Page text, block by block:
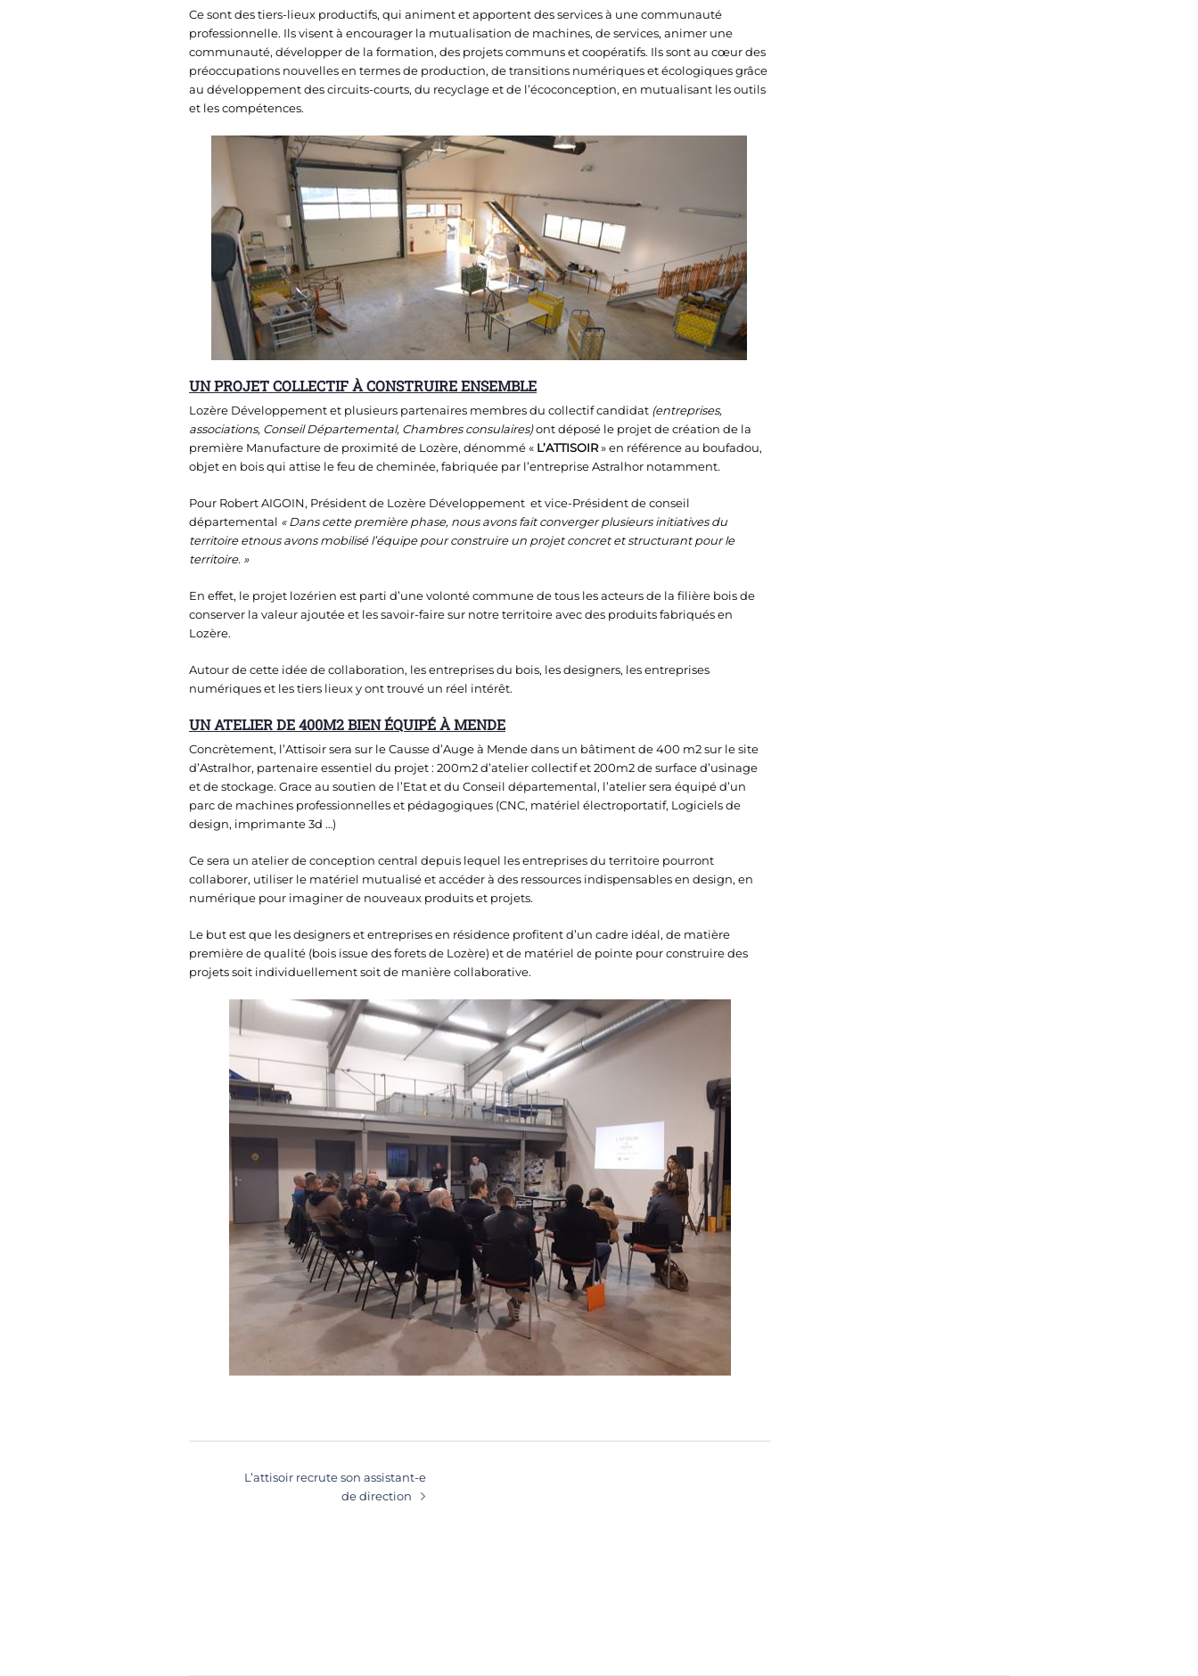
Ce sont des tiers-lieux productifs, qui animent et apportent des services à une communauté
professionnelle. Ils visent à encourager la mutualisation de machines, de services, animer une
communauté, développer de la formation, des projets communs et coopératifs. Ils sont au cœur des
préoccupations nouvelles en termes de production, de transitions numériques et écologiques grâce
au développement des circuits-courts, du recyclage et de l’écoconception, en mutualisant les outils
et les compétences.
UN PROJET COLLECTIF À CONSTRUIRE ENSEMBLE
Lozère Développement et plusieurs partenaires membres du collectif candidat (entreprises,
associations, Conseil Départemental, Chambres consulaires)ont déposé le projet de création de la
première Manufacture de proximité de Lozère, dénommé « L’ATTISOIR» en référence au boufadou,
objet en bois qui attise le feu de cheminée, fabriquée par l’entreprise Astralhor notamment.
Pour Robert AIGOIN, Président de Lozère Développement et vice-Président de conseil
départemental « Dans cette première phase, nous avons fait converger plusieurs initiatives du
territoire etnous avons mobilisé l’équipe pour construire un projet concret et structurant pour le
territoire. »
En effet, le projet lozérien est parti d’une volonté commune de tous les acteurs de la filière bois de
conserver la valeur ajoutée et les savoir-faire sur notre territoire avec des produits fabriqués en
Lozère.
Autour de cette idée de collaboration, les entreprises du bois, les designers, les entreprises
numériques et les tiers lieux y ont trouvé un réel intérêt.
UN ATELIER DE 400M2 BIEN ÉQUIPÉ À MENDE
Concrètement, l’Attisoir sera sur le Causse d’Auge à Mende dans un bâtiment de 400 m2 sur le site
d’Astralhor, partenaire essentiel du projet : 200m2 d’atelier collectif et 200m2 de surface d’usinage
et de stockage. Grace au soutien de l’Etat et du Conseil départemental, l’atelier sera équipé d’un
parc de machines professionnelles et pédagogiques (CNC, matériel électroportatif, Logiciels de
design, imprimante 3d …)
Ce sera un atelier de conception central depuis lequel les entreprises du territoire pourront
collaborer, utiliser le matériel mutualisé et accéder à des ressources indispensables en design, en
numérique pour imaginer de nouveaux produits et projets.
Le but est que les designers et entreprises en résidence profitent d’un cadre idéal, de matière
première de qualité (bois issue des forets de Lozère) et de matériel de pointe pour construire des
projets soit individuellement soit de manière collaborative.
D’ARTICLE
L’attisoir recrute son assistant-e
de direction